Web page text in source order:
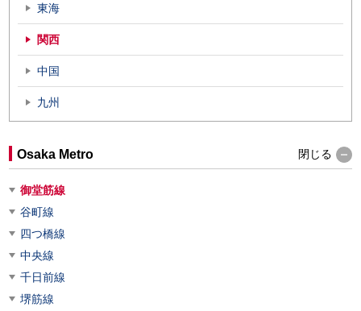
東海
関西
中国
九州
Osaka Metro 閉じる
御堂筋線
谷町線
四つ橋線
中央線
千日前線
堺筋線